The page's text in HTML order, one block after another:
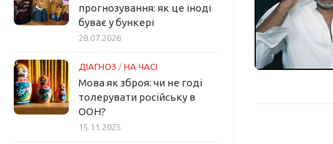
прогнозування: як це іноді
буває у бункері
28.07.2026
ДІАГНОЗ / НА ЧАСІ
Мова як зброя: чи не годі
толерувати російську в
ООН?
15.11.2025